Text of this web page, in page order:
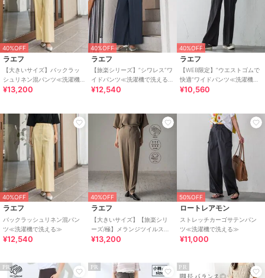
40%OFF
ラエフ
【大きいサイズ】バックラッ
シュリネン混パンツ≪洗濯機
で洗える≫
¥13,200
40%OFF
ラエフ
【旅楽シリーズ】”シワレス”ワ
イドパンツ≪洗濯機で洗える
≫
¥12,540
40%OFF
ラエフ
【WEB限定】”ウエストゴムで
快適”ワイドパンツ≪洗濯機で
洗える≫
¥10,560
40%OFF
ラエフ
バックラッシュリネン混パン
ツ≪洗濯機で洗える≫
¥12,540
40%OFF
ラエフ
【大きいサイズ】【旅楽シリ
ーズ/極】メランジツイルスト
レートパンツ≪洗濯機で洗え
¥13,200
50%OFF
ロートレアモン
ストレッチカーゴサテンパン
ツ≪洗濯機で洗える≫
¥11,000
PR PR PR